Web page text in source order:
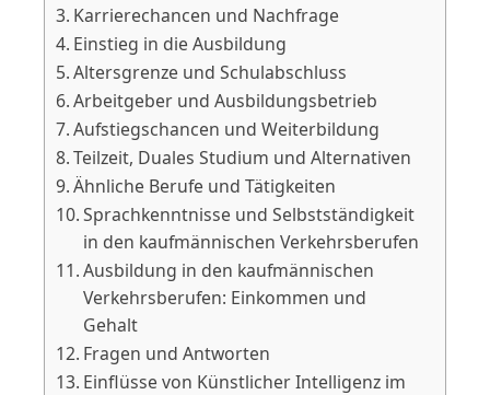
Karrierechancen und Nachfrage
Einstieg in die Ausbildung
Altersgrenze und Schulabschluss
Arbeitgeber und Ausbildungsbetrieb
Aufstiegschancen und Weiterbildung
Teilzeit, Duales Studium und Alternativen
Ähnliche Berufe und Tätigkeiten
Sprachkenntnisse und Selbstständigkeit
in den kaufmännischen Verkehrsberufen
Ausbildung in den kaufmännischen
Verkehrsberufen: Einkommen und
Gehalt
Fragen und Antworten
Einflüsse von Künstlicher Intelligenz im